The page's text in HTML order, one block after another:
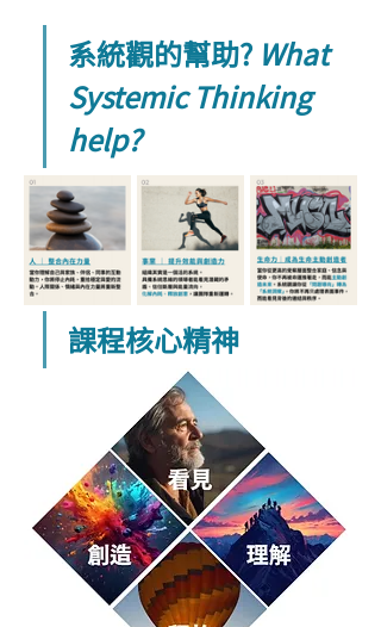
系統觀的幫助? What
Systemic Thinking
help?
課程核心精神